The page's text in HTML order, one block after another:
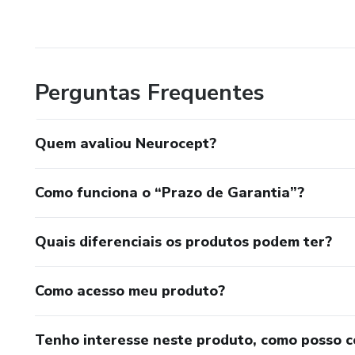
Perguntas Frequentes
Quem avaliou Neurocept?
Como funciona o “Prazo de Garantia”?
Quais diferenciais os produtos podem ter?
Como acesso meu produto?
Tenho interesse neste produto, como posso